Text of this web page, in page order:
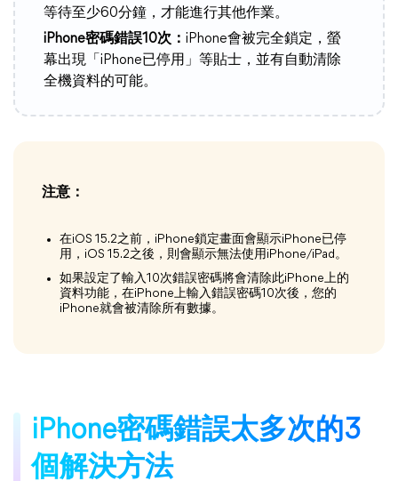
等待至少60分鐘，才能進行其他作業。
iPhone密碼錯誤10次： iPhone會被完全鎖定，螢
幕出現「iPhone已停用」等貼士，並有自動清除
全機資料的可能。
注意：
在iOS 15.2之前，iPhone鎖定畫面會顯示iPhone已停
用，iOS 15.2之後，則會顯示無法使用iPhone/iPad。
如果設定了輸入10次錯誤密碼將會清除此iPhone上的
資料功能，在iPhone上輸入錯誤密碼10次後，您的
iPhone就會被清除所有數據。
iPhone密碼錯誤太多次的3
個解決方法